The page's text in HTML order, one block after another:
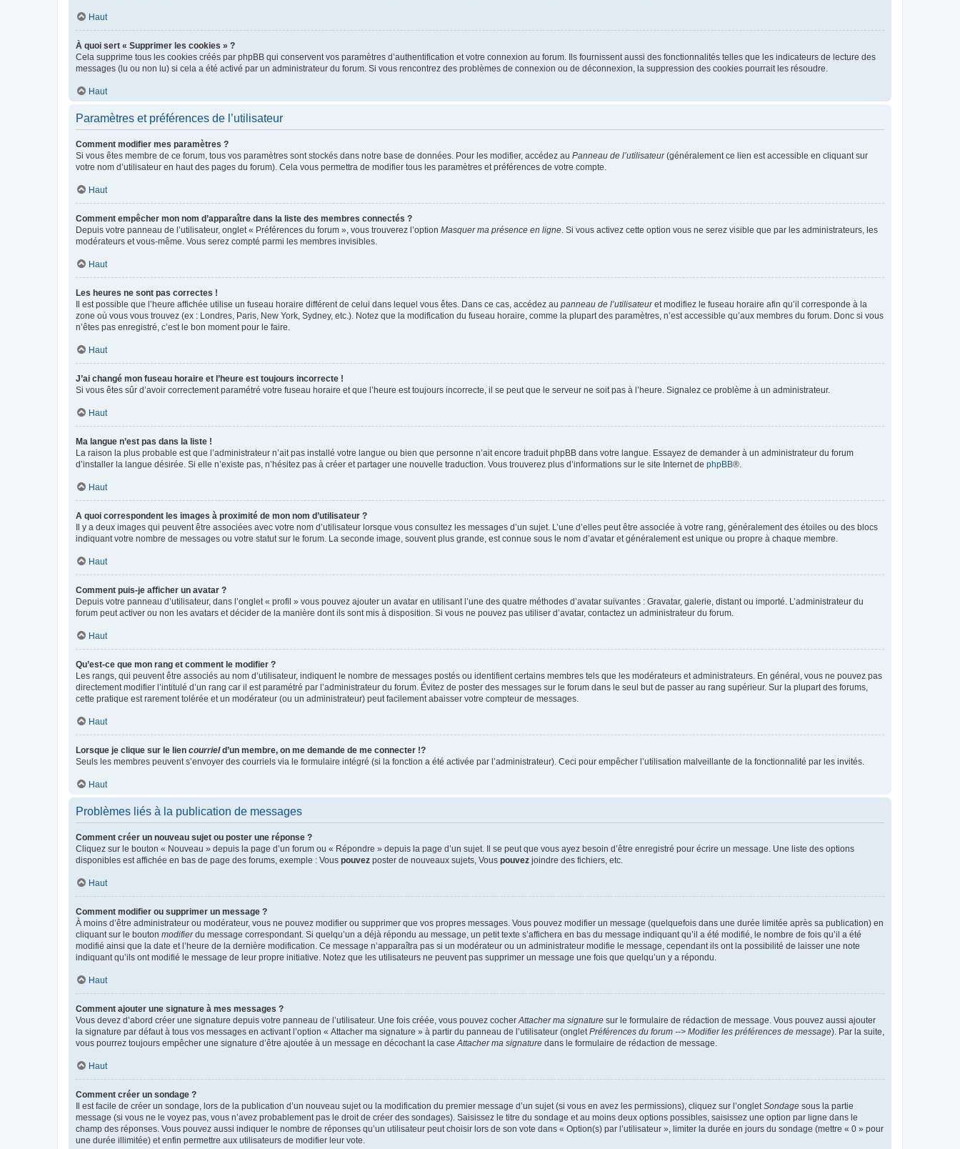
Haut
À quoi sert « Supprimer les cookies » ?
Cela supprime tous les cookies créés par phpBB qui conservent vos paramètres d’authentification et votre connexion au forum. Ils fournissent aussi des fonctionnalités telles que les indicateurs de lecture des
messages (lu ou non lu) si cela a été activé par un administrateur du forum. Si vous rencontrez des problèmes de connexion ou de déconnexion, la suppression des cookies pourrait les résoudre.
Haut
Paramètres et préférences de l’utilisateur
Comment modifier mes paramètres ?
Si vous êtes membre de ce forum, tous vos paramètres sont stockés dans notre base de données. Pour les modifier, accédez au Panneau de l’utilisateur(généralement ce lien est accessible en cliquant sur
votre nom d’utilisateur en haut des pages du forum). Cela vous permettra de modifier tous les paramètres et préférences de votre compte.
Haut
Comment empêcher mon nom d’apparaître dans la liste des membres connectés ?
Depuis votre panneau de l’utilisateur, onglet « Préférences du forum », vous trouverez l’option Masquer ma présence en ligne . Si vous activez cette option vous ne serez visible que par les administrateurs, les
modérateurs et vous-même. Vous serez compté parmi les membres invisibles.
Haut
Les heures ne sont pas correctes !
Il est possible que l’heure affichée utilise un fuseau horaire différent de celui dans lequel vous êtes. Dans ce cas, accédez au panneau de l’utilisateuret modifiez le fuseau horaire afin qu’il corresponde à la
zone où vous vous trouvez (ex : Londres, Paris, New York, Sydney, etc.). Notez que la modification du fuseau horaire, comme la plupart des paramètres, n’est accessible qu’aux membres du forum. Donc si vous
n’êtes pas enregistré, c’est le bon moment pour le faire.
Haut
J’ai changé mon fuseau horaire et l’heure est toujours incorrecte !
Si vous êtes sûr d’avoir correctement paramétré votre fuseau horaire et que l’heure est toujours incorrecte, il se peut que le serveur ne soit pas à l’heure. Signalez ce problème à un administrateur.
Haut
Ma langue n’est pas dans la liste !
La raison la plus probable est que l’administrateur n’ait pas installé votre langue ou bien que personne n’ait encore traduit phpBB dans votre langue. Essayez de demander à un administrateur du forum
d’installer la langue désirée. Si elle n’existe pas, n’hésitez pas à créer et partager une nouvelle traduction. Vous trouverez plus d’informations sur le site Internet de phpBB®.
Haut
A quoi correspondent les images à proximité de mon nom d’utilisateur ?
Il y a deux images qui peuvent être associées avec votre nom d’utilisateur lorsque vous consultez les messages d’un sujet. L’une d’elles peut être associée à votre rang, généralement des étoiles ou des blocs
indiquant votre nombre de messages ou votre statut sur le forum. La seconde image, souvent plus grande, est connue sous le nom d’avatar et généralement est unique ou propre à chaque membre.
Haut
Comment puis-je afficher un avatar ?
Depuis votre panneau d’utilisateur, dans l’onglet « profil » vous pouvez ajouter un avatar en utilisant l’une des quatre méthodes d’avatar suivantes : Gravatar, galerie, distant ou importé. L’administrateur du
forum peut activer ou non les avatars et décider de la manière dont ils sont mis à disposition. Si vous ne pouvez pas utiliser d’avatar, contactez un administrateur du forum.
Haut
Qu’est-ce que mon rang et comment le modifier ?
Les rangs, qui peuvent être associés au nom d’utilisateur, indiquent le nombre de messages postés ou identifient certains membres tels que les modérateurs et administrateurs. En général, vous ne pouvez pas
directement modifier l’intitulé d’un rang car il est paramétré par l’administrateur du forum. Évitez de poster des messages sur le forum dans le seul but de passer au rang supérieur. Sur la plupart des forums,
cette pratique est rarement tolérée et un modérateur (ou un administrateur) peut facilement abaisser votre compteur de messages.
Haut
Lorsque je clique sur le lien courrield’un membre, on me demande de me connecter !?
Seuls les membres peuvent s’envoyer des courriels via le formulaire intégré (si la fonction a été activée par l’administrateur). Ceci pour empêcher l’utilisation malveillante de la fonctionnalité par les invités.
Haut
Problèmes liés à la publication de messages
Comment créer un nouveau sujet ou poster une réponse ?
Cliquez sur le bouton « Nouveau » depuis la page d’un forum ou « Répondre » depuis la page d’un sujet. Il se peut que vous ayez besoin d’être enregistré pour écrire un message. Une liste des options
disponibles est affichée en bas de page des forums, exemple : Vous pouvez poster de nouveaux sujets, Vous pouvez joindre des fichiers, etc.
Haut
Comment modifier ou supprimer un message ?
À moins d’être administrateur ou modérateur, vous ne pouvez modifier ou supprimer que vos propres messages. Vous pouvez modifier un message (quelquefois dans une durée limitée après sa publication) en
cliquant sur le bouton modifierdu message correspondant. Si quelqu’un a déjà répondu au message, un petit texte s’affichera en bas du message indiquant qu’il a été modifié, le nombre de fois qu’il a été
modifié ainsi que la date et l’heure de la dernière modification. Ce message n’apparaîtra pas si un modérateur ou un administrateur modifie le message, cependant ils ont la possibilité de laisser une note
indiquant qu’ils ont modifié le message de leur propre initiative. Notez que les utilisateurs ne peuvent pas supprimer un message une fois que quelqu’un y a répondu.
Haut
Comment ajouter une signature à mes messages ?
Vous devez d’abord créer une signature depuis votre panneau de l’utilisateur. Une fois créée, vous pouvez cocher Attacher ma signature sur le formulaire de rédaction de message. Vous pouvez aussi ajouter
la signature par défaut à tous vos messages en activant l’option « Attacher ma signature » à partir du panneau de l’utilisateur (onglet Préférences du forum --> Modifier les préférences de message). Par la suite,
vous pourrez toujours empêcher une signature d’être ajoutée à un message en décochant la case Attacher ma signature dans le formulaire de rédaction de message.
Haut
Comment créer un sondage ?
Il est facile de créer un sondage, lors de la publication d’un nouveau sujet ou la modification du premier message d’un sujet (si vous en avez les permissions), cliquez sur l’onglet Sondage sous la partie
message (si vous ne le voyez pas, vous n’avez probablement pas le droit de créer des sondages). Saisissez le titre du sondage et au moins deux options possibles, saisissez une option par ligne dans le
champ des réponses. Vous pouvez aussi indiquer le nombre de réponses qu’un utilisateur peut choisir lors de son vote dans « Option(s) par l’utilisateur », limiter la durée en jours du sondage (mettre « 0 » pour
une durée illimitée) et enfin permettre aux utilisateurs de modifier leur vote.